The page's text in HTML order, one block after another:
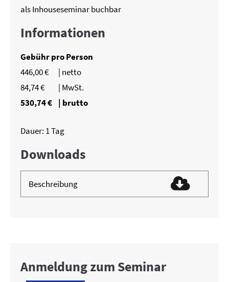
als Inhouseseminar buchbar
Informationen
Gebühr pro Person
446,00 €
| netto
84,74 €
| MwSt.
530,74 € | brutto
Dauer: 1 Tag
Downloads
Beschreibung
Anmeldung zum Seminar